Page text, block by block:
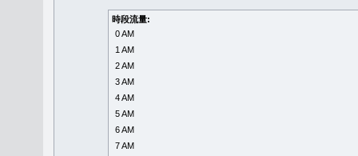
時段流量:
0 AM
1 AM
2 AM
3 AM
4 AM
5 AM
6 AM
7 AM